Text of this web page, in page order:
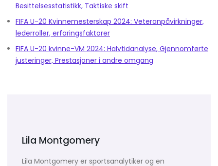
Besittelsesstatistikk, Taktiske skift
FIFA U-20 Kvinnemesterskap 2024: Veteranpåvirkninger,
lederroller, erfaringsfaktorer
FIFA U-20 kvinne-VM 2024: Halvtidanalyse, Gjennomførte
justeringer, Prestasjoner i andre omgang
Lila Montgomery
Lila Montgomery er sportsanalytiker og en